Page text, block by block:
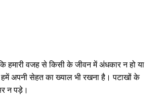
हमारी वजह से किसी के जीवन में अंधकार न हो या
हमें अपनी सेहत का ख्याल भी रखना है। पटाखों के
न पड़े।